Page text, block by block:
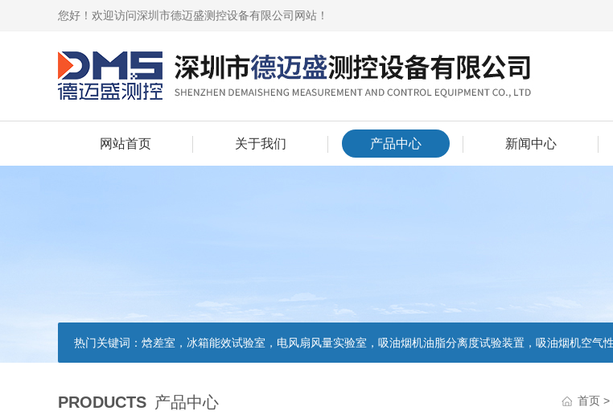
您好！欢迎访问深圳市德迈盛测控设备有限公司网站！
网站首页 关于我们 产品中心 新闻中心
热门关键词： 焓差室，冰箱能效试验室，电风扇风量实验室，吸油烟机油脂分离度试验装置，吸油烟机空气性能试验装置，吸油烟机气味降低度试验装置，电池挤压试验机，电池短路试验机,电池重物冲击试验机,电池自由跌落试验机
PRODUCTS 产品中心 首页 >